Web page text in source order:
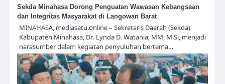
Sekda Minahasa Dorong Penguatan Wawasan Kebangsaan
dan Integritas Masyarakat di Langowan Barat
MINAHASA, mediasatu.online – Sekretaris Daerah (Sekda)
Kabupaten Minahasa, Dr. Lynda D. Watania, MM, M.Si, menjadi
narasumber dalam kegiatan penyuluhan bertema…